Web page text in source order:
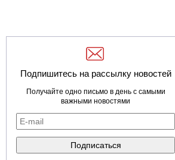
Подпишитесь на рассылку новостей
Получайте одно письмо в день с самыми
важными новостями